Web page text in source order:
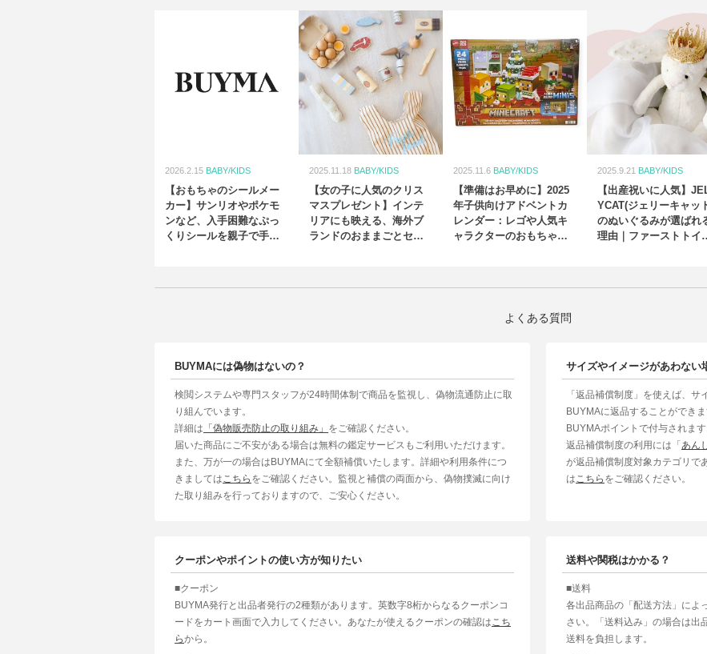
2026.2.15 BABY/KIDS
【おもちゃのシールメー
カー】サンリオやポケモ
ンなど、入手困難なぷっ
くりシールを親子で手作
2025.11.18 BABY/KIDS
【女の子に人気のクリス
マスプレゼント】インテ
リアにも映える、海外ブ
ランドのおままごとセッ
2025.11.6 BABY/KIDS
【準備はお早めに】2025
年子供向けアドベントカ
レンダー：レゴや人気キ
ャラクターのおもちゃ・
2025.9.21 BABY/KIDS
【出産祝いに人気】
YCAT(ジェリーキャッ
のぬいぐるみが選ばれ
理由｜ファーストトイ
よくある質問
BUYMAには偽物はないの？
検閲システムや専門スタッフが24時間体制で商品を監視し、偽物流通防止に取
り組んでいます。
詳細は 「偽物販売防止の取り組み」 をご確認ください。
届いた商品にご不安がある場合は無料の鑑定サービスもご利用いただけます。
また、万が一の場合はBUYMAにて全額補償いたします。詳細や利用条件につ
きましては こちら をご確認ください。監視と補償の両面から、偽物撲滅に向け
た取り組みを行っておりますので、ご安心ください。
サイズやイメージがあわない
「返品補償制度」を使えば、
BUYMAに返品することができ
BUYMAポイントで付与されます
返品補償制度の利用には「 あん
が返品補償制度対象カテゴリで
は こちら をご確認ください。
クーポンやポイントの使い方が知りたい
■クーポン
BUYMA発行と出品者発行の2種類があります。英数字8桁からなるクーポンコ
ードをカート画面で入力してください。あなたが使えるクーポンの確認は こち
らから。
送料や関税はかかる？
■送料
各出品商品の「配送方法」によ
さい。「送料込み」の場合は出
送料を負担します。